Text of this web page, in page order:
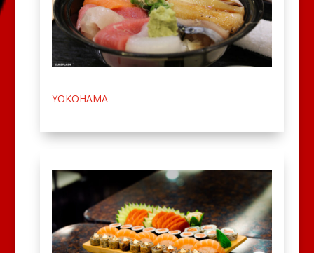
YOKOHAMA